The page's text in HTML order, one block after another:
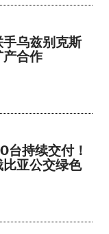
乌兹别克斯
产合作
台持续交付！
亚公交绿色